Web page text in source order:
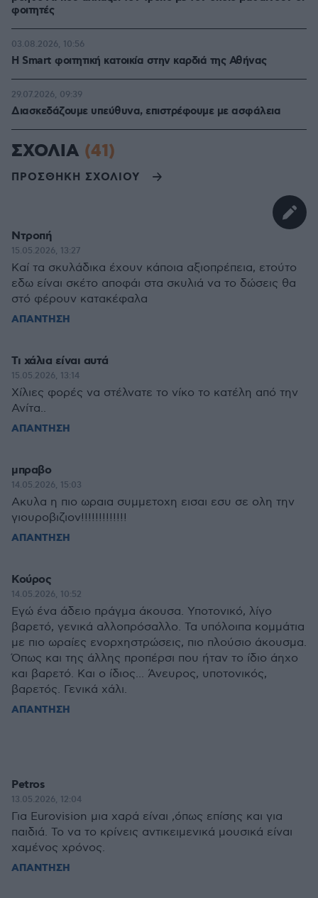
φοιτητές
Η Smart φοιτητική κατοικία στην καρδιά της Αθήνας
03.08.2026, 10:56
Διασκεδάζουμε υπεύθυνα, επιστρέφουμε με ασφάλεια
29.07.2026, 09:39
ΣΧΟΛΙΑ (41)
ΠΡΟΣΘΗΚΗ ΣΧΟΛΙΟΥ
Ντροπή
15.05.2026, 13:27
Καί τα σκυλάδικα έχουν κάποια αξιοπρέπεια, ετούτο
εδω είναι σκέτο αποφάι στα σκυλιά να το δώσεις θα
στό φέρουν κατακέφαλα
ΑΠΑΝΤΗΣΗ
Τι χάλια είναι αυτά
15.05.2026, 13:14
Χίλιες φορές να στέλνατε το νίκο το κατέλη από την
Ανίτα..
ΑΠΑΝΤΗΣΗ
μπραβο
14.05.2026, 15:03
Ακυλα η πιο ωραια συμμετοχη εισαι εσυ σε ολη την
γιουροβιζιον!!!!!!!!!!!!!
ΑΠΑΝΤΗΣΗ
Κούρος
14.05.2026, 10:52
Εγώ ένα άδειο πράγμα άκουσα. Υποτονικό, λίγο
βαρετό, γενικά αλλοπρόσαλλο. Τα υπόλοιπα κομμάτια
με πιο ωραίες ενορχηστρώσεις, πιο πλούσιο άκουσμα.
Όπως και της άλλης προπέρσι που ήταν το ίδιο άηχο
και βαρετό. Και ο ίδιος... Άνευρος, υποτονικός,
βαρετός. Γενικά χάλι.
ΑΠΑΝΤΗΣΗ
Petros
13.05.2026, 12:04
Για Eurovision μια χαρά είναι ,όπως επίσης και για
παιδιά. Το να το κρίνεις αντικειμενικά μουσικά είναι
χαμένος χρόνος.
ΑΠΑΝΤΗΣΗ